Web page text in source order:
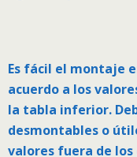
Es fácil el montaje
acuerdo a los
la tabla inferior.
desmontables o
valores fuera de los